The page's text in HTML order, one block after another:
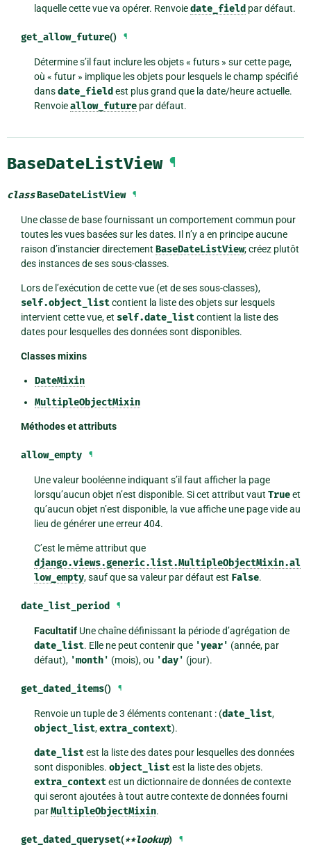
laquelle cette vue va opérer. Renvoiedate_field par défaut.
get_allow_future() ¶
Détermine s’il faut inclure les objets « futurs » sur cette page,
où « futur » implique les objets pour lesquels le champ spécifié
dansdate_field est plus grand que la date/heure actuelle.
Renvoieallow_future par défaut.
BaseDateListView ¶
classBaseDateListView ¶
Une classe de base fournissant un comportement commun pour
toutes les vues basées sur les dates. Il n’y a en principe aucune
raison d’instancier directement BaseDateListView; créez plutôt
des instances de ses sous-classes.
Lors de l’exécution de cette vue (et de ses sous-classes),
self.object_listcontient la liste des objets sur lesquels
intervient cette vue, et self.date_listcontient la liste des
dates pour lesquelles des données sont disponibles.
Classes mixins
DateMixin
MultipleObjectMixin
Méthodes et attributs
allow_empty ¶
Une valeur booléenne indiquant s’il faut afficher la page
lorsqu’aucun objet n’est disponible. Si cet attribut vautTrueet
qu’aucun objet n’est disponible, la vue affiche une page vide au
lieu de générer une erreur 404.
C’est le même attribut que
django.views.generic.list.MultipleObjectMixin.al
low_empty, sauf que sa valeur par défaut est False.
date_list_period ¶
Facultatif Une chaîne définissant la période d’agrégation de
date_list. Elle ne peut contenir que 'year' (année, par
défaut), 'month' (mois), ou 'day' (jour).
get_dated_items() ¶
Renvoie un tuple de 3 éléments contenant : (date_list,
object_list,extra_context).
date_listest la liste des dates pour lesquelles des données
sont disponibles.object_listest la liste des objets.
extra_contextest un dictionnaire de données de contexte
qui seront ajoutées à tout autre contexte de données fourni
parMultipleObjectMixin.
get_dated_queryset(**lookup) ¶